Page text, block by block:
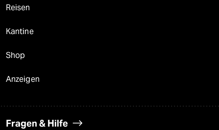
Reisen
Kantine
Shop
Anzeigen
Fragen & Hilfe